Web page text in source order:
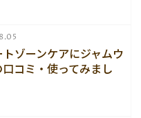
ゾーンケアにジャムウ
口コミ・使ってみまし